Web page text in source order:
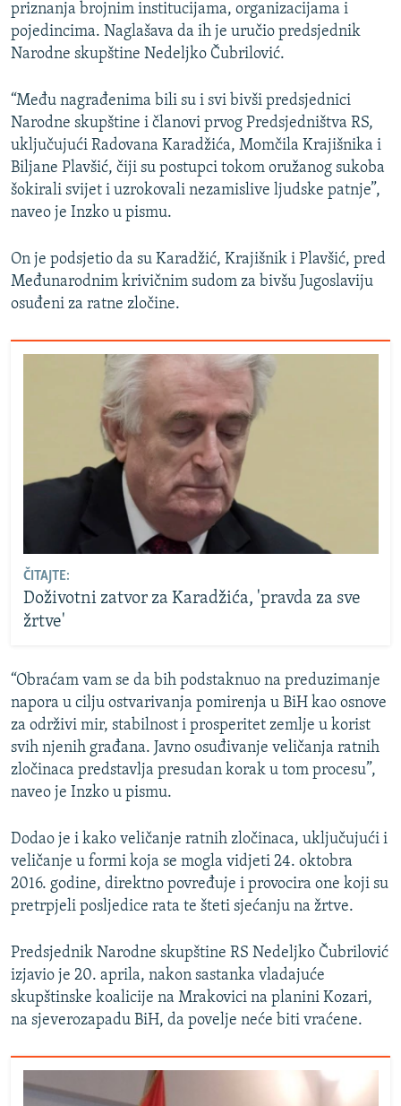
priznanja brojnim institucijama, organizacijama i
pojedincima. Naglašava da ih je uručio predsjednik
Narodne skupštine Nedeljko Čubrilović.
“Među nagrađenima bili su i svi bivši predsjednici
Narodne skupštine i članovi prvog Predsjedništva RS,
uključujući Radovana Karadžića, Momčila Krajišnika i
Biljane Plavšić, čiji su postupci tokom oružanog sukoba
šokirali svijet i uzrokovali nezamislive ljudske patnje”,
naveo je Inzko u pismu.
On je podsjetio da su Karadžić, Krajišnik i Plavšić, pred
Međunarodnim krivičnim sudom za bivšu Jugoslaviju
osuđeni za ratne zločine.
ČITAJTE:
Doživotni zatvor za Karadžića, 'pravda za sve
žrtve'
“Obraćam vam se da bih podstaknuo na preduzimanje
napora u cilju ostvarivanja pomirenja u BiH kao osnove
za održivi mir, stabilnost i prosperitet zemlje u korist
svih njenih građana. Javno osuđivanje veličanja ratnih
zločinaca predstavlja presudan korak u tom procesu”,
naveo je Inzko u pismu.
Dodao je i kako veličanje ratnih zločinaca, uključujući i
veličanje u formi koja se mogla vidjeti 24. oktobra
2016. godine, direktno povređuje i provocira one koji su
pretrpjeli posljedice rata te šteti sjećanju na žrtve.
Predsjednik Narodne skupštine RS Nedeljko Čubrilović
izjavio je 20. aprila, nakon sastanka vladajuće
skupštinske koalicije na Mrakovici na planini Kozari,
na sjeverozapadu BiH, da povelje neće biti vraćene.